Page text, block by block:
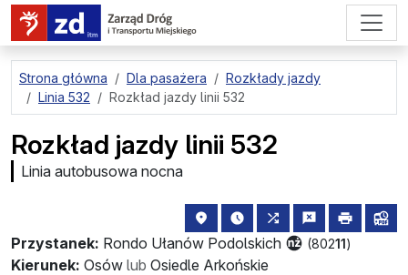
przejdź do treści strony
Strona główna Dla pasażera
Rozkłady jazdy
Linia 532
Rozkład jazdy linii 532
Rozkład jazdy linii 532
Linia autobusowa nocna
Przystanek: Rondo Ułanów Podolskich (80211)
lokalizacja przystanku na mapie
najbliższe odjazdy z tego
wszystkie linie
zgłośdrukuj
Kierunek: Osów lub Osiedle Arkońskie